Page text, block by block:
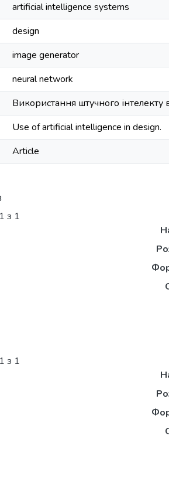
artificial intelligence systems
design
image generator
neural network
Використання штучного інтелекту
Use of artificial intelligence in design.
Article
з 1
з 1